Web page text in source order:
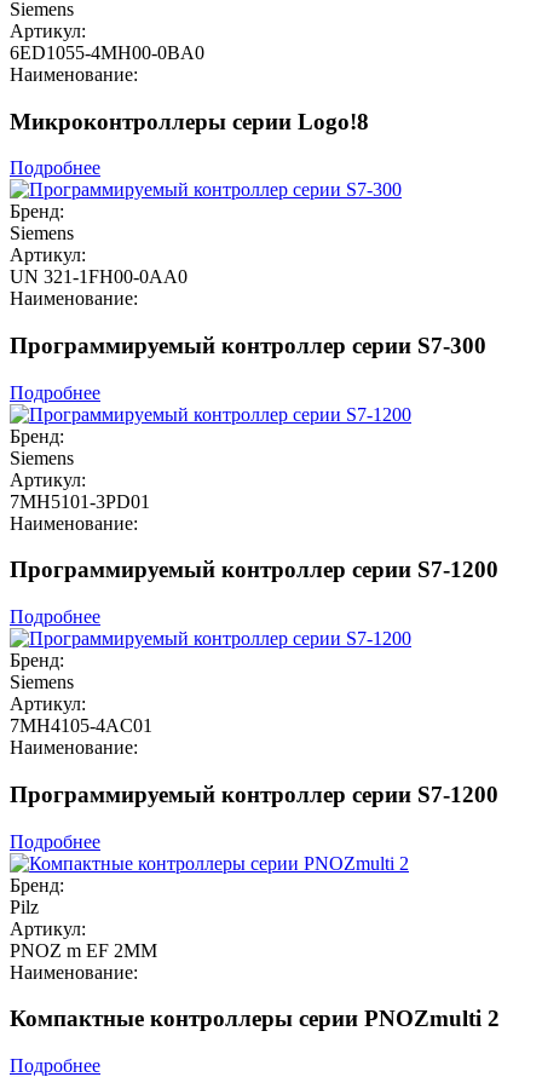
Siemens
Артикул:
6ED1055-4MH00-0BA0
Наименование:
Микроконтроллеры серии Logo!8
Подробнее
Бренд:
Siemens
Артикул:
UN 321-1FH00-0AA0
Наименование:
Программируемый контроллер серии S7-300
Подробнее
Бренд:
Siemens
Артикул:
7MH5101-3PD01
Наименование:
Программируемый контроллер серии S7-1200
Подробнее
Бренд:
Siemens
Артикул:
7MH4105-4AC01
Наименование:
Программируемый контроллер серии S7-1200
Подробнее
Бренд:
Pilz
Артикул:
PNOZ m EF 2MM
Наименование:
Компактные контроллеры серии PNOZmulti 2
Подробнее